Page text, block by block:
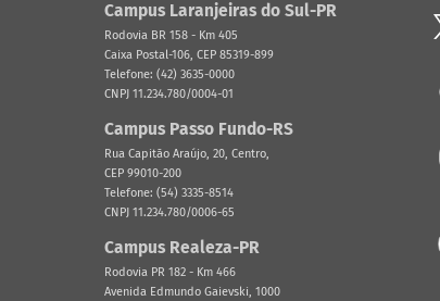
Campus Laranjeiras do Sul-PR
Rodovia BR 158 - Km 405
Caixa Postal-106, CEP 85319-899
Telefone: (42) 3635-0000
CNPJ 11.234.780/0004-01
Campus Passo Fundo-RS
Rua Capitão Araújo, 20, Centro,
CEP 99010-200
Telefone: (54) 3335-8514
CNPJ 11.234.780/0006-65
Campus Realeza-PR
Rodovia PR 182 - Km 466
Avenida Edmundo Gaievski, 1000